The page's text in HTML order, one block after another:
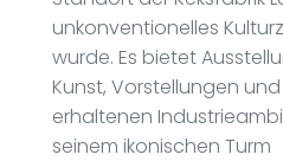
unkonventionelles
wurde. Es bietet
Kunst, Vorstellungen
erhaltenen
seinem ikonischen Turm